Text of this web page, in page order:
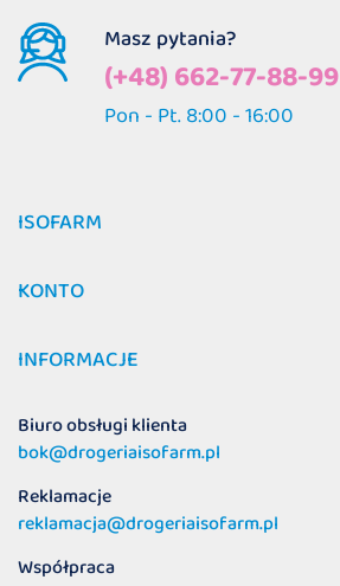
Masz pytania?
(+48) 662-77-88-99
Pon - Pt. 8:00 - 16:00
ISOFARM
KONTO
INFORMACJE
Biuro obsługi klienta
bok@drogeriaisofarm.pl
Reklamacje
reklamacja@drogeriaisofarm.pl
Współpraca